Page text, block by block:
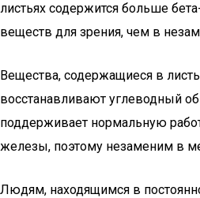
листьях содержится больше
веществ для зрения, чем в
Вещества, содержащиеся в
восстанавливают углеводный
поддерживает нормальную
железы, поэтому незаменим в
Людям, находящимся в